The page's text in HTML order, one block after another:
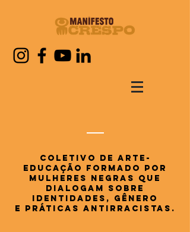
Coletivo de arte-
educação formado por
mulheres NEGRas que
dialogam sobre
identidades, gênero
e práticas antirracistas .